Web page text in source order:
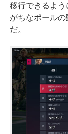
移行できるよ
がちなポール
だ。